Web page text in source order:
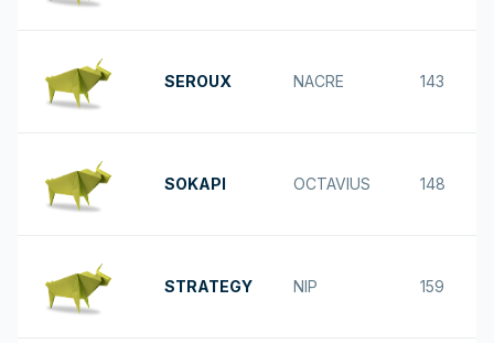
SEROUX NACRE 143
SOKAPI OCTAVIUS 148
STRATEGY NIP 159